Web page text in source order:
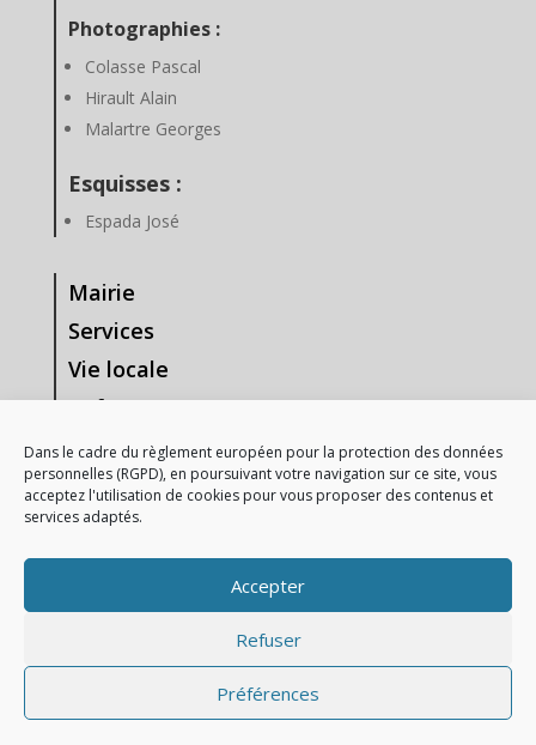
Dans le cadre du règlement européen pour la protection des données
personnelles (RGPD), en poursuivant votre navigation sur ce site, vous
acceptez l'utilisation de cookies pour vous proposer des contenus et
services adaptés.
Accepter
Refuser
Préférences
Photographies :
Colasse Pascal
Hirault Alain
Malartre Georges
Esquisses :
Espada José
Mairie
Services
Vie locale
Enfance & Jeunesse
Tourisme & Loisirs
Vie Associative
—-
Mentions Légales
Gestion des données personnelles
2021 – Mairie d’Anzeme | Réalisation :
Stratégie Web et création de sites internet